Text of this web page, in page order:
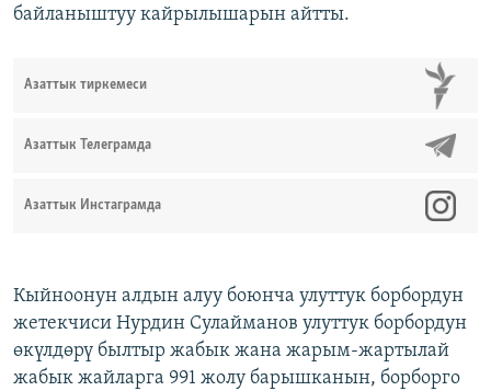
байланыштуу кайрылышарын айтты.
Азаттык тиркемеси
Азаттык Телеграмда
Азаттык Инстаграмда
Кыйноонун алдын алуу боюнча улуттук борбордун
жетекчиси Нурдин Сулайманов улуттук борбордун
өкүлдөрү былтыр жабык жана жарым-жартылай
жабык жайларга 991 жолу барышканын, борборго